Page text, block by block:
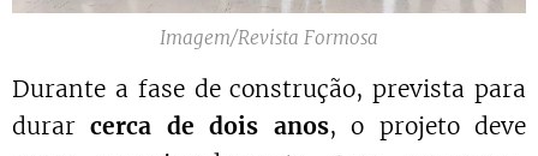
Imagem/Revista Formosa
Durante a fase de construção, prevista para
durarcerca de dois anos, o projeto deve